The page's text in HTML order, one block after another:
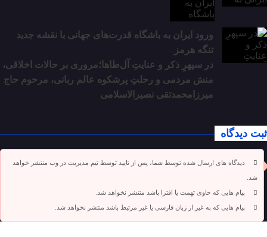
ورود ایران به باشگاه قدرت‌های جهانی با نقشه جدید
تنگه هرمز
در سپهرِ ذکر و عنایتِ آل‌طاها؛مروری بر حالات اخلاقی،
منش مردمی و رحلتِ پرشکوه عالم ربانی، مرحوم حاج
میرزامحمدتقی نصیرالاسلامی
ثبت دیدگاه
دیدگاه های ارسال شده توسط شما، پس از تایید توسط تیم مدیریت در وب منتشر خواهد
شد.
پیام هایی که حاوی تهمت یا افترا باشد منتشر نخواهد شد.
پیام هایی که به غیر از زبان فارسی یا غیر مرتبط باشد منتشر نخواهد شد.